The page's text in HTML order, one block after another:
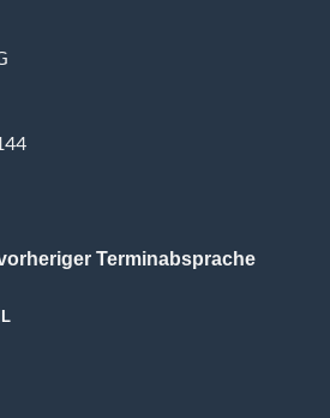
Terminabsprache